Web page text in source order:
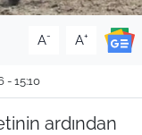
A- A+
- 15:10
ardından